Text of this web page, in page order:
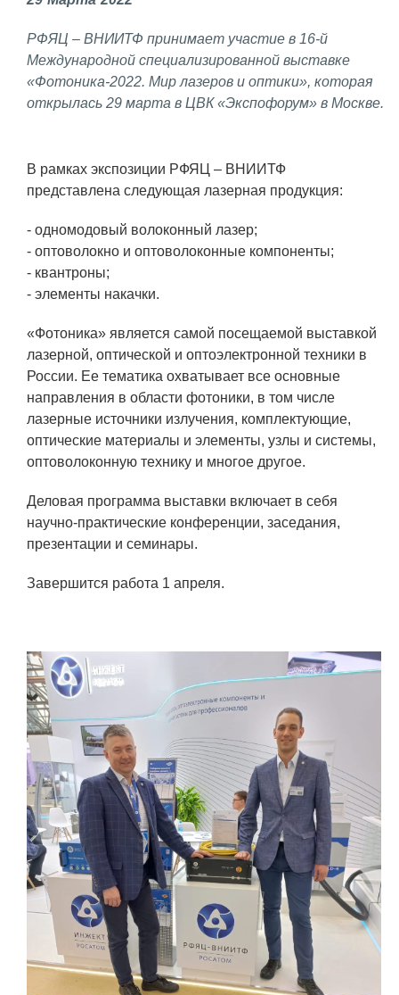
исследования
Газодинамические исследования
Экспериментальная база
Космическая защита Земли
Семинар «Радиационная физика
металлов и сплавов»
Аспирантура
Премии молодым ученым
Интеллектуальная собственность
Семинар «Моделирование технологий
ЯТЦ»
Зимняя школа по физике высоких
плотностей энергий
конференция «Исследования.
Технологии. Развитие»
ПРОДУКЦИЯ И УСЛУГИ
профессиональное обучение)
Лазерные технологии
Каталог гражданской продукции
Технологии водородной энергетики
Цифровые продукты
Электротехника
Системы безопасности
Услуги
Прочая продукция
Испытательный центр ВЭИ
РФЯЦ – ВНИИТФ принимает участие в 16-й
Международной специализированной выставке
«Фотоника-2022. Мир лазеров и оптики», которая
открылась 29 марта в ЦВК «Экспофорум» в Москве.
В рамках экспозиции РФЯЦ – ВНИИТФ
представлена следующая лазерная продукция:
- одномодовый волоконный лазер;
- оптоволокно и оптоволоконные компоненты;
- квантроны;
- элементы накачки.
«Фотоника» является самой посещаемой выставкой
лазерной, оптической и оптоэлектронной техники в
России. Ее тематика охватывает все основные
направления в области фотоники, в том числе
лазерные источники излучения, комплектующие,
оптические материалы и элементы, узлы и системы,
оптоволоконную технику и многое другое.
Деловая программа выставки включает в себя
научно-практические конференции, заседания,
презентации и семинары.
Завершится работа 1 апреля.